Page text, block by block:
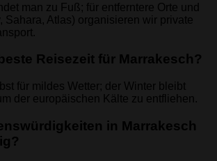
man zu Fuß; für entferntere Orte und
Sahara, Atlas) organisieren wir private
Reisezeit für Marrakesch?
für mildes Wetter; der Winter bleibt
der europäischen Kälte zu entfliehen.
in Marrakesch